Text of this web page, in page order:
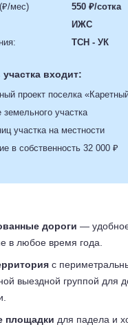
мес)
550 ₽/сотка
ИЖС
ТСН - УК
входит:
проект поселка
участка
участка на местности
в собственность 32 000 ₽
дороги —
в любое время года.
с
выездной группой для
площадки для падела и